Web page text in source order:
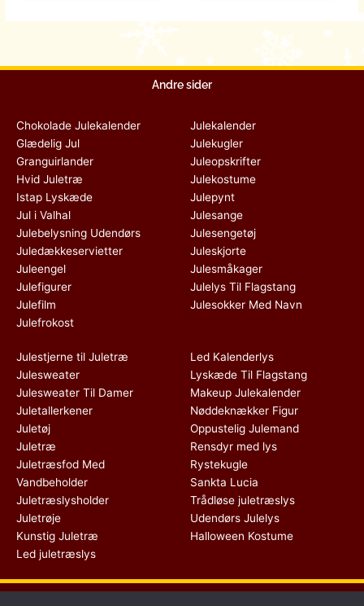
Andre sider
Chokolade Julekalender
Glædelig Jul
Granguirlander
Hvid Juletræ
Istap Lyskæde
Jul i Valhal
Julebelysning Udendørs
Juledækkeservietter
Juleengel
Julefigurer
Julefilm
Julefrokost
Julekalender
Julekugler
Juleopskrifter
Julekostume
Julepynt
Julesange
Julesengetøj
Juleskjorte
Julesmåkager
Julelys Til Flagstang
Julesokker Med Navn
Julestjerne til Juletræ
Julesweater
Julesweater Til Damer
Juletallerkener
Juletøj
Juletræ
Juletræsfod Med
Vandbeholder
Juletræslysholder
Juletrøje
Kunstig Juletræ
Led juletræslys
Led Kalenderlys
Lyskæde Til Flagstang
Makeup Julekalender
Nøddeknækker Figur
Oppustelig Julemand
Rensdyr med lys
Rystekugle
Sankta Lucia
Trådløse juletræslys
Udendørs Julelys
Halloween Kostume